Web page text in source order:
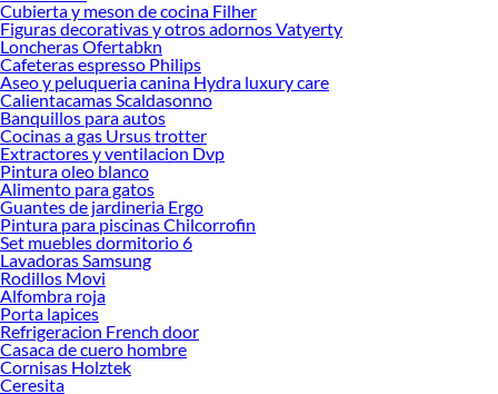
Cubierta y meson de cocina Filher
Figuras decorativas y otros adornos Vatyerty
Loncheras Ofertabkn
Cafeteras espresso Philips
Aseo y peluqueria canina Hydra luxury care
Calientacamas Scaldasonno
Banquillos para autos
Cocinas a gas Ursus trotter
Extractores y ventilacion Dvp
Pintura oleo blanco
Alimento para gatos
Guantes de jardineria Ergo
Pintura para piscinas Chilcorrofin
Set muebles dormitorio 6
Lavadoras Samsung
Rodillos Movi
Alfombra roja
Porta lapices
Refrigeracion French door
Casaca de cuero hombre
Cornisas Holztek
Ceresita